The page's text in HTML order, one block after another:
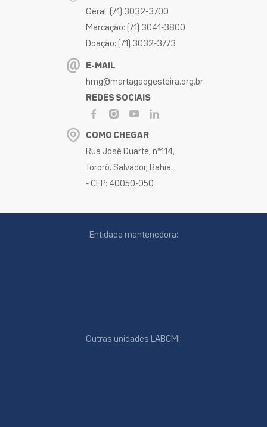
Geral: (71) 3032-3700
Marcação: (71) 3041-3800
Doação: (71) 3032-3773
E-MAIL
hmg@martagaogesteira.org.br
REDES SOCIAIS
COMO CHEGAR
Rua José Duarte, nº114,
Tororó. Salvador, Bahia
- CEP: 40050-050
Entidade mantenedora:
Outras unidades LABCMI: